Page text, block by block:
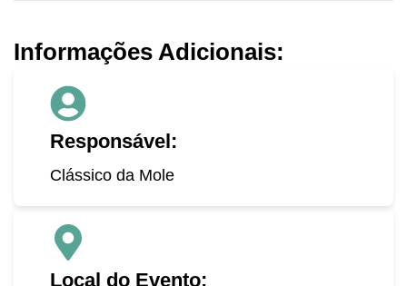
Informações Adicionais:
Responsável:
Clássico da Mole
Local do Evento: